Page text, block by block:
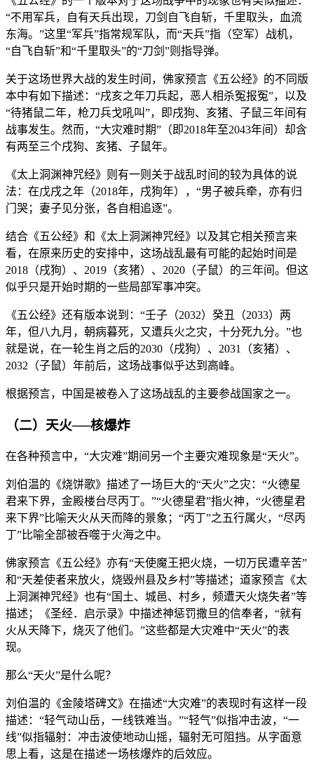
“不用军兵，自有天兵出现，刀剑自飞自斩，千里取头，血流
东海。”这里“军兵”指常规军队，而“天兵”指（空军）战机，
“自飞自斩”和“千里取头”的“刀剑”则指导弹。
关于这场世界大战的发生时间，佛家预言《五公经》的不同版
本中有如下描述：“戌亥之年刀兵起，恶人相杀冤报冤”，以及
“待猪鼠二年，枪刀兵戈吼叫”，即戌狗、亥猪、子鼠三年间有
战事发生。然而，“大灾难时期”（即2018年至2043年间）却含
有两至三个戌狗、亥猪、子鼠年。
《太上洞渊神咒经》则有一则关于战乱时间的较为具体的说
法：在戊戌之年（2018年，戌狗年），“男子被兵牵，亦有归
门哭；妻子见分张，各自相追逐”。
结合《五公经》和《太上洞渊神咒经》以及其它相关预言来
看，在原来历史的安排中，这场战乱最有可能的起始时间是
2018（戌狗）、2019（亥猪）、2020（子鼠）的三年间。但这
似乎只是开始时期的一些局部军事冲突。
《五公经》还有版本说到：“壬子（2032）癸丑（2033）两
年，但八九月，朝病暮死，又遭兵火之灾，十分死九分。”也
就是说，在一轮生肖之后的2030（戌狗）、2031（亥猪）、
2032（子鼠）年前后，这场战事似乎达到高峰。
根据预言，中国是被卷入了这场战乱的主要参战国家之一。
（二）天火──核爆炸
在各种预言中，“大灾难”期间另一个主要灾难现象是“天火”。
刘伯温的《烧饼歌》描述了一场巨大的“天火”之灾：“火德星
君来下界，金殿楼台尽丙丁。”“火德星君”指火神，“火德星君
来下界”比喻天火从天而降的景象；“丙丁”之五行属火，“尽丙
丁”比喻全部被吞噬于火海之中。
佛家预言《五公经》亦有“天使魔王把火烧，一切万民遭辛苦”
和“天差使者来放火，烧毁州县及乡村”等描述；道家预言《太
上洞渊神咒经》也有“国土、城邑、村乡，频遭天火烧失者”等
描述；《圣经．启示录》中描述神惩罚撒旦的信奉者，“就有
火从天降下，烧灭了他们。”这些都是大灾难中“天火”的表
现。
那么“天火”是什么呢？
刘伯温的《金陵塔碑文》在描述“大灾难”的表现时有这样一段
描述：“轻气动山岳，一线铁难当。”“轻气”似指冲击波，“一
线”似指辐射：冲击波使地动山摇，辐射无可阻挡。从字面意
思上看，这是在描述一场核爆炸的后效应。